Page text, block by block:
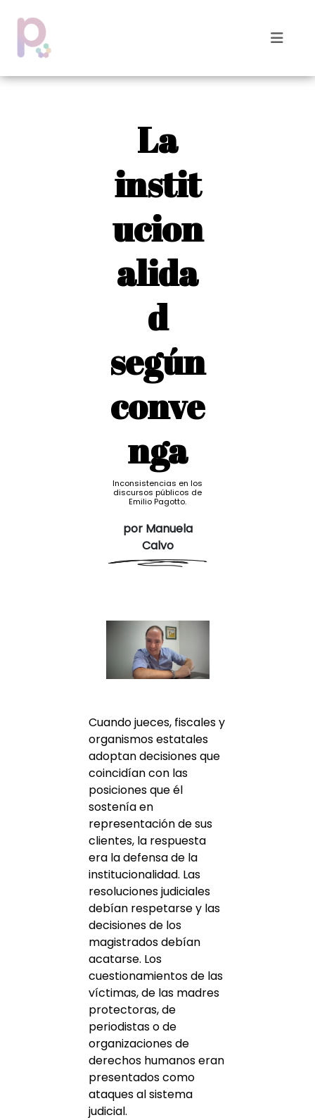
La
instit
ucion
alida
d
según
conve
nga
Inconsistencias en los
discursos públicos de
Emilio Pagotto.
por Manuela
Calvo
Cuando jueces, fiscales y
organismos estatales
adoptan decisiones que
coincidían con las
posiciones que él
sostenía en
representación de sus
clientes, la respuesta
era la defensa de la
institucionalidad. Las
resoluciones judiciales
debían respetarse y las
decisiones de los
magistrados debían
acatarse. Los
cuestionamientos de las
víctimas, de las madres
protectoras, de
periodistas o de
organizaciones de
derechos humanos eran
presentados como
ataques al sistema
judicial.